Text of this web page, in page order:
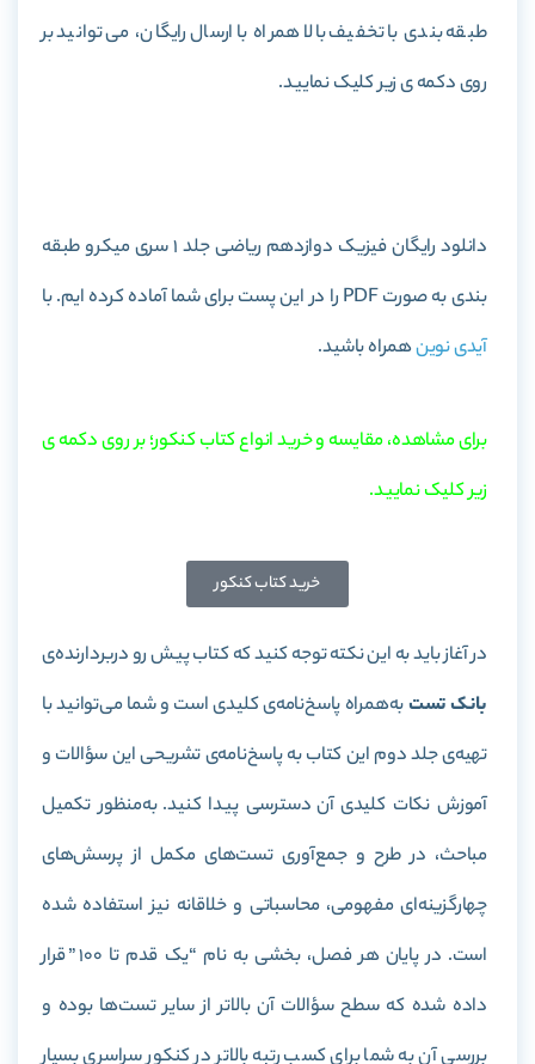
طبقه بندی با تخفیف بالا همراه با ارسال رایگان، می توانید بر
روی دکمه ی زیر کلیک نمایید.
دانلود رایگان فیزیک دوازدهم ریاضی جلد 1 سری میکرو طبقه
بندی به صورت PDF را در این پست برای شما آماده کرده ایم. با
آیدی نوینهمراه باشید.
برای مشاهده، مقایسه و خرید انواع کتاب کنکور؛ بر روی دکمه ی
زیر کلیک نمایید.
خرید کتاب کنکور
در آغاز باید به این نکته توجه کنید که کتاب پیش رو دربردارنده‌ی
بانک تستبه‌همراه پاسخ‌نامه‌ی کلیدی است و شما می‌توانید با
تهیه‌ی جلد دوم این کتاب به پاسخ‌نامه‌ی تشریحی این سؤالات و
آموزش نکات کلیدی آن دسترسی پیدا کنید. به‌منظور تکمیل
مباحث، در طرح و جمع‌آوری تست‌های مکمل از پرسش‌های
چهارگزینه‌ای مفهومی، محاسباتی و خلاقانه نیز استفاده شده
است. در پایان هر فصل، بخشی به نام “یک قدم تا 100” قرار
داده شده که سطح سؤالات آن بالاتر از سایر تست‌ها بوده و
بررسی آن به شما برای کسب رتبه بالاتر در کنکور سراسری بسیار